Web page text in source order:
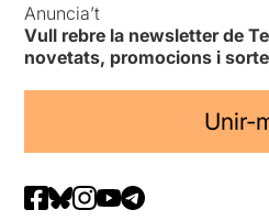
Anuncia’t
Vull rebre la newsletter de
novetats, promocions i
Unir-